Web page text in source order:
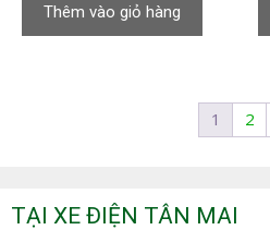
2.100.000,0₫.
1.350.000,0₫.
Thêm vào giỏ hàng
1 2
TẠI XE ĐIỆN TÂN MAI